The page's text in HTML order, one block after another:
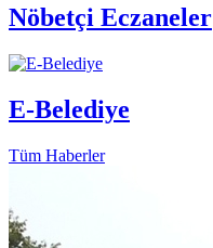
Nöbetçi Eczaneler
E-Belediye
Tüm Haberler